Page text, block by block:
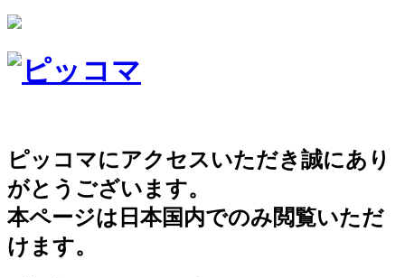
ピッコマにアクセスいただき誠にあり
がとうございます。
本ページは日本国内でのみ閲覧いただ
けます。